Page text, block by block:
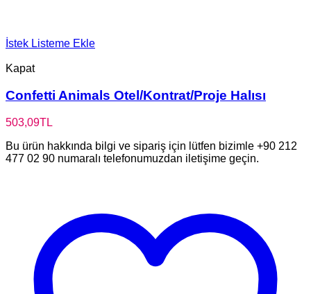
İstek Listeme Ekle
Kapat
Confetti Animals Otel/Kontrat/Proje Halısı
503,09TL
Bu ürün hakkında bilgi ve sipariş için lütfen bizimle +90 212
477 02 90 numaralı telefonumuzdan iletişime geçin.